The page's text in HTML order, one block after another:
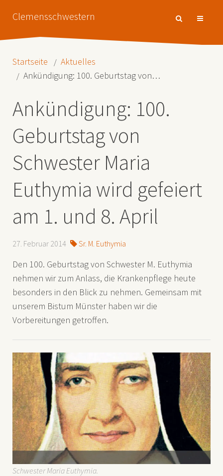
Clemensschwestern
Startseite
Aktuelles
Ankündigung: 100. Geburtstag von…
Ankündigung: 100.
Geburtstag von
Schwester Maria
Euthymia wird gefeiert
am 1. und 8. April
27. Februar 2014 Sr. M. Euthymia
Den 100. Geburtstag von Schwester M. Euthymia
nehmen wir zum Anlass, die Krankenpflege heute
besonders in den Blick zu nehmen. Gemeinsam mit
unserem Bistum Münster haben wir die
Vorbereitungen getroffen.
Schwester Maria Euthymia.